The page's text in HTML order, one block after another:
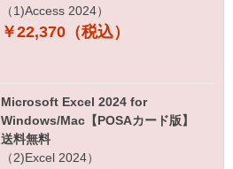
（1)Access 2024）
￥22,370（税込）
Microsoft Excel 2024 for
Windows/Mac【POSAカード版】
送料無料
（2)Excel 2024）